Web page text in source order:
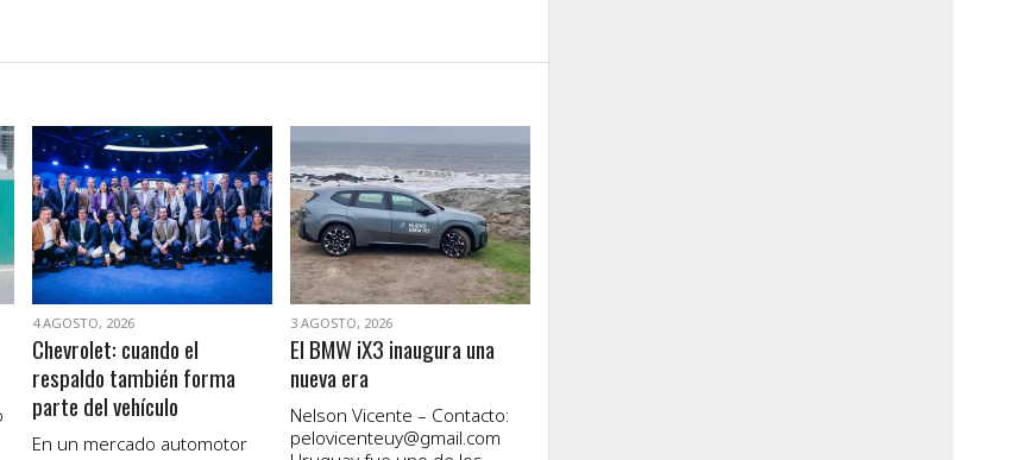
VER NOTA
4 AGOSTO, 2026
Chevrolet: cuando el
respaldo también forma
parte del vehículo
En un mercado automotor
VER NOTA
3 AGOSTO, 2026
El BMW iX3 inaugura una
nueva era
Nelson Vicente – Contacto:
pelovicenteuy@gmail.com